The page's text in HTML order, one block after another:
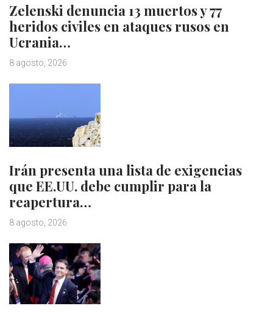
Zelenski denuncia 13 muertos y 77
heridos civiles en ataques rusos en
Ucrania…
8 agosto, 2026
Irán presenta una lista de exigencias
que EE.UU. debe cumplir para la
reapertura…
8 agosto, 2026